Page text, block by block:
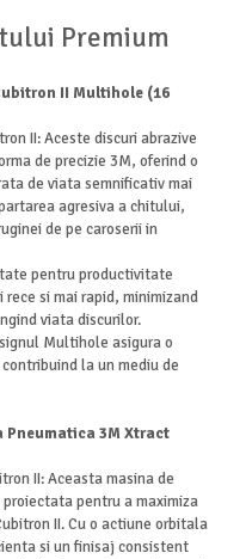
Premium
II Multihole (16
II: Aceste discuri abrazive
de precizie 3M, oferind o
de viata semnificativ mai
agresiva a chitului,
de pe caroserii in
pentru productivitate
si mai rapid, minimizand
viata discurilor.
Multihole asigura o
la un mediu de
Pneumatica 3M Xtract
II: Aceasta masina de
pentru a maximiza
II. Cu o actiune orbitala
si un finisaj consistent